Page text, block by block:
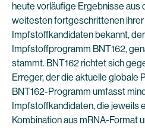
heute vorläufige Ergebnisse aus
weitesten fortgeschrittenen ihrer
Impfstoffkandidaten bekannt,
Impfstoffprogramm BNT162,
stammt. BNT162 richtet sich
Erreger, der die aktuelle globale
BNT162-Programm umfasst
Impfstoffkandidaten, die jeweils
Kombination aus mRNA-Format